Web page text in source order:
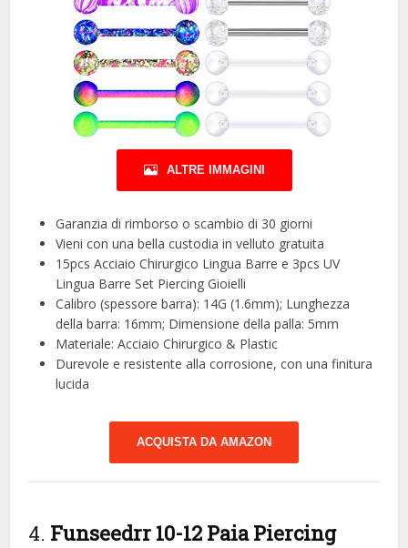
ALTRE IMMAGINI
Garanzia di rimborso o scambio di 30 giorni
Vieni con una bella custodia in velluto gratuita
15pcs Acciaio Chirurgico Lingua Barre e 3pcs UV
Lingua Barre Set Piercing Gioielli
Calibro (spessore barra): 14G (1.6mm); Lunghezza
della barra: 16mm; Dimensione della palla: 5mm
Materiale: Acciaio Chirurgico & Plastic
Durevole e resistente alla corrosione, con una finitura
lucida
ACQUISTA DA AMAZON
4. Funseedrr 10-12 Paia Piercing